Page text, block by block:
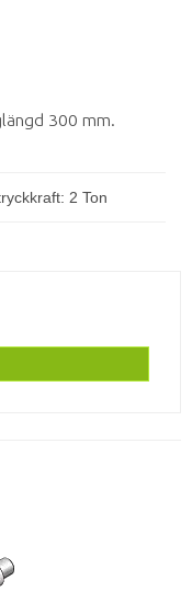
300 mm.
2 Ton